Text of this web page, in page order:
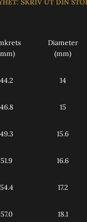
: SKRIV UT DIN
Diameter
(mm)
44.2 14
46.8 15
49.3 15.6
51.9 16.6
54.4 17.2
57.0 18.1